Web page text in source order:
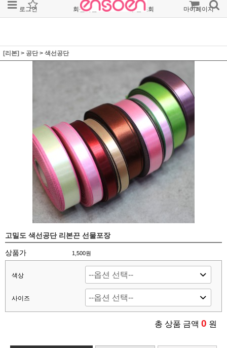
로그인 회원가입 주문조회 마이페이지
[리본] > 공단 > 색선공단
고밀도 색선공단 리본끈 선물포장
상품가 1,500원
색상
사이즈
총 상품 금액 0 원